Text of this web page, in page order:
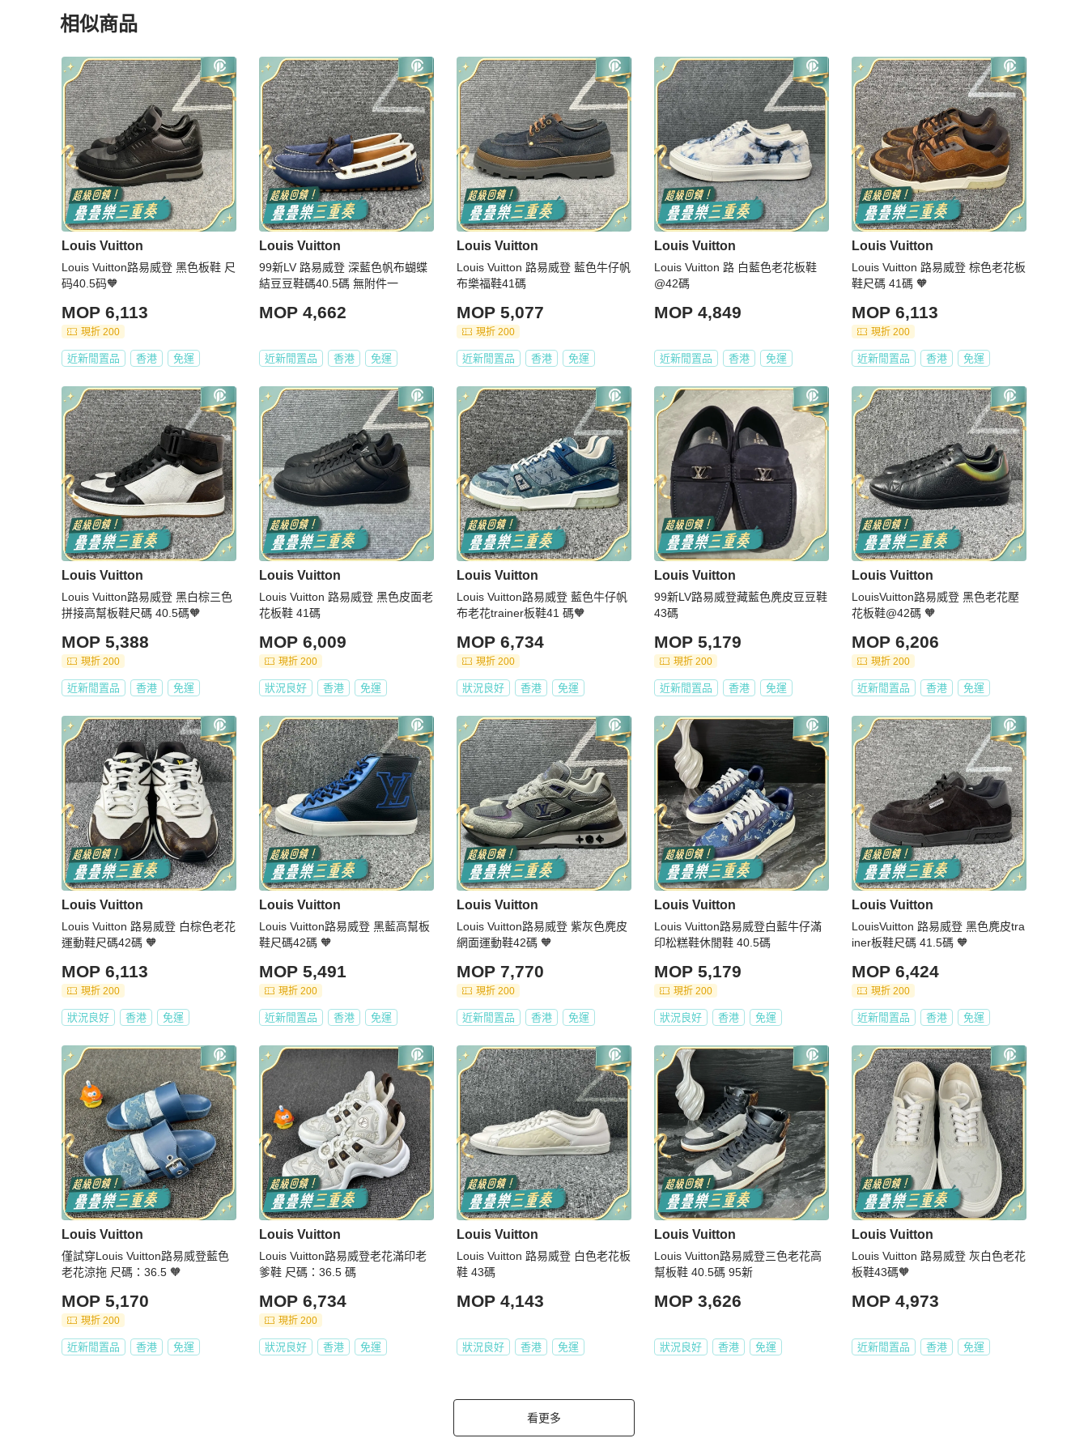
相似商品
更多相似Louis Vuitton男鞋推薦精品
Louis Vuitton
Louis Vuitton路易威登 黑色板鞋 尺
码40.5码🧡
MOP 6,113
現折 200
近新閒置品 香港 免運
Louis Vuitton
99新LV 路易威登 深藍色帆布蝴蝶
結豆豆鞋碼40.5碼 無附件一
MOP 4,662
近新閒置品 香港 免運
Louis Vuitton
Louis Vuitton 路易威登 藍色牛仔帆
布樂福鞋41碼
MOP 5,077
現折 200
近新閒置品 香港 免運
Louis Vuitton
Louis Vuitton 路 白藍色老花板鞋
@42碼
MOP 4,849
近新閒置品 香港 免運
Louis Vuitton
Louis Vuitton 路易威登 棕色老花板
鞋尺碼 41碼 🧡
MOP 6,113
現折 200
近新閒置品 香港 免運
Louis Vuitton
Louis Vuitton路易威登 黑白棕三色
拼接高幫板鞋尺碼 40.5碼🧡
MOP 5,388
現折 200
近新閒置品 香港 免運
Louis Vuitton
Louis Vuitton 路易威登 黑色皮面老
花板鞋 41碼
MOP 6,009
現折 200
狀況良好 香港 免運
Louis Vuitton
Louis Vuitton路易威登 藍色牛仔帆
布老花trainer板鞋41 碼🧡
MOP 6,734
現折 200
狀況良好 香港 免運
Louis Vuitton
99新LV路易威登藏藍色麂皮豆豆鞋
43碼
MOP 5,179
現折 200
近新閒置品 香港 免運
Louis Vuitton
LouisVuitton路易威登 黑色老花壓
花板鞋@42碼 🧡
MOP 6,206
現折 200
近新閒置品 香港 免運
Louis Vuitton
Louis Vuitton 路易威登 白棕色老花
運動鞋尺碼42碼 🧡
MOP 6,113
現折 200
狀況良好 香港 免運
Louis Vuitton
Louis Vuitton路易威登 黑藍高幫板
鞋尺碼42碼 🧡
MOP 5,491
現折 200
近新閒置品 香港 免運
Louis Vuitton
Louis Vuitton路易威登 紫灰色麂皮
網面運動鞋42碼 🧡
MOP 7,770
現折 200
近新閒置品 香港 免運
Louis Vuitton
Louis Vuitton路易威登白藍牛仔滿
印松糕鞋休閒鞋 40.5碼
MOP 5,179
現折 200
狀況良好 香港 免運
Louis Vuitton
LouisVuitton 路易威登 黑色麂皮tra
iner板鞋尺碼 41.5碼 🧡
MOP 6,424
現折 200
近新閒置品 香港 免運
Louis Vuitton
僅試穿Louis Vuitton路易威登藍色
老花涼拖 尺碼：36.5 🧡
MOP 5,170
現折 200
近新閒置品 香港 免運
Louis Vuitton
Louis Vuitton路易威登老花滿印老
爹鞋 尺碼：36.5 碼
MOP 6,734
現折 200
狀況良好 香港 免運
Louis Vuitton
Louis Vuitton 路易威登 白色老花板
鞋 43碼
MOP 4,143
狀況良好 香港 免運
Louis Vuitton
Louis Vuitton路易威登三色老花高
幫板鞋 40.5碼 95新
MOP 3,626
狀況良好 香港 免運
Louis Vuitton
Louis Vuitton 路易威登 灰白色老花
板鞋43碼🧡
MOP 4,973
近新閒置品 香港 免運
看更多